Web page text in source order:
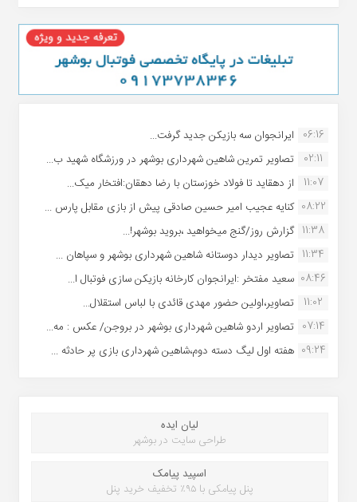
06:16 ایرانجوان سه بازیکن جدید گرفت...
02:11
تصاویر تمرین شاهین شهردارى بوشهر در ورزشگاه شهید ب...
11:07
از دهقاید تا فولاد خوزستان با رضا دهقان:افتخار میک...
08:22 کنایه عجیب امیر حسین صادقی پیش از بازی مقابل پارس ...
11:38 گزارش روز/گنج میخواهید ،بروید بوشهر!...
11:34 تصاویر دیدار دوستانه شاهین شهردارى بوشهر و سپاهان ...
08:46 سعید مفتخر :ایرانجوان کارخانه بازیکن سازی فوتبال ا...
11:02
تصاویر،اولین حضور مهدی قائدی با لباس استقلال...
07:14 تصاویر اردو شاهین شهرداری بوشهر در بروجن/ عکس : مه...
09:24 هفته اول لیگ دسته دوم،شاهین شهرداری بازی پر حادثه ...
لیان ایده
طراحی سایت در بوشهر
اسپید پیامک
پنل پیامکی با ۹۵٪ تخفیف خرید پنل